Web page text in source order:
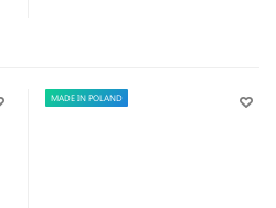
MADE IN POLAND